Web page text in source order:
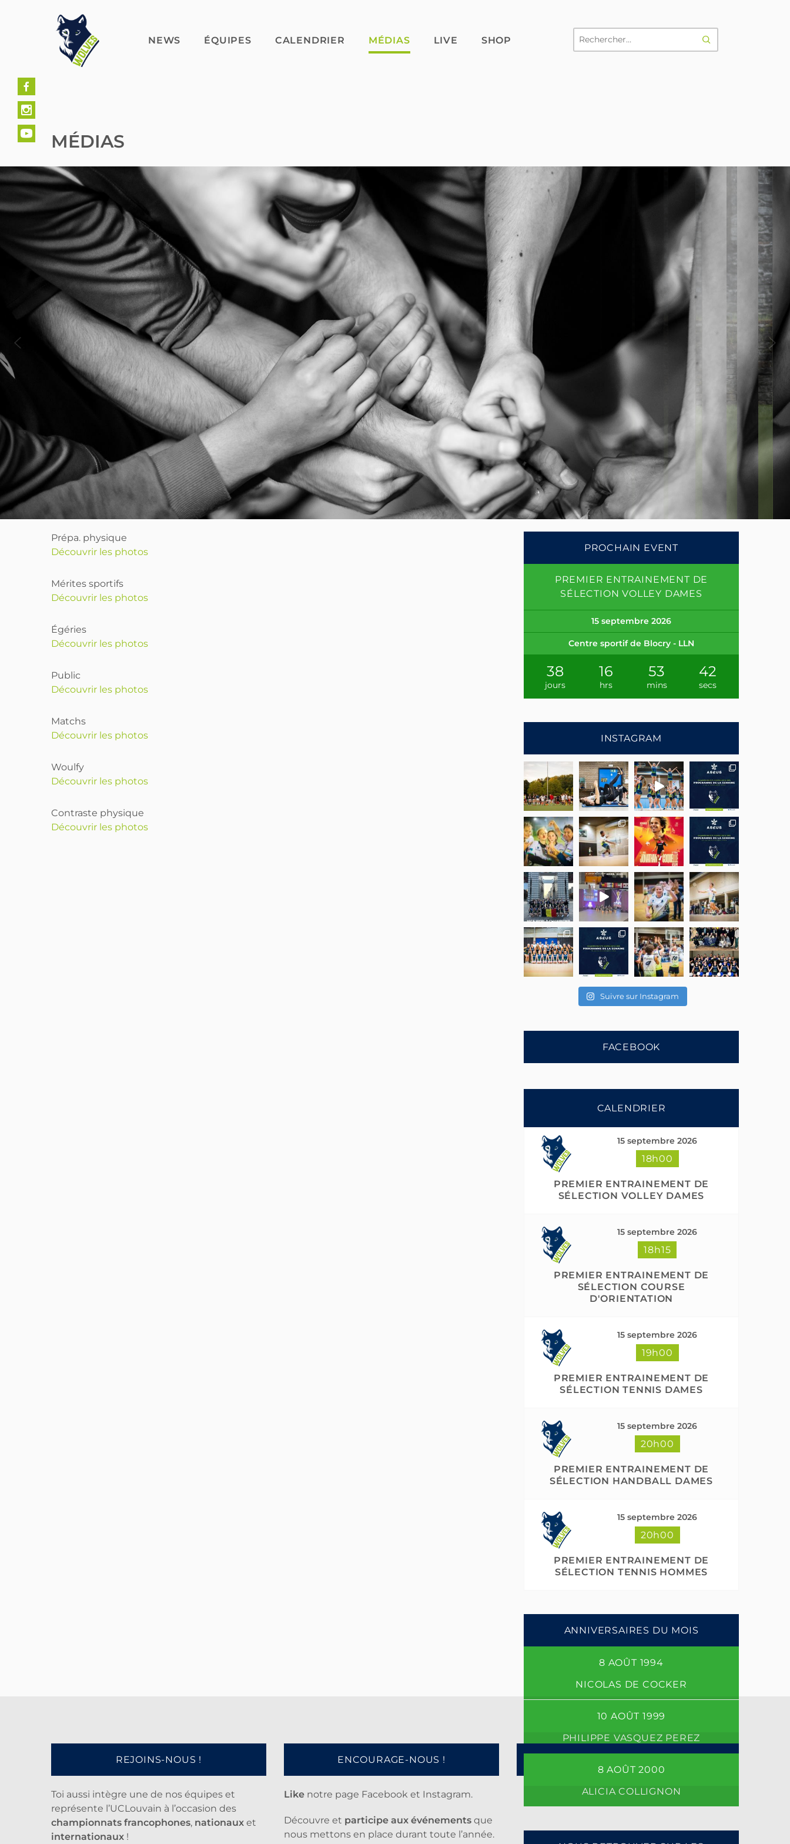
NEWS ÉQUIPES CALENDRIER MÉDIAS LIVE SHOP
MÉDIAS
Prépa. physique
Découvrir les photos
Mérites sportifs
Découvrir les photos
Égéries
Découvrir les photos
Public
Découvrir les photos
Matchs
Découvrir les photos
Woulfy
Découvrir les photos
Contraste physique
Découvrir les photos
PROCHAIN EVENT
PREMIER ENTRAINEMENT DE
SÉLECTION VOLLEY DAMES
15 septembre 2026
Centre sportif de Blocry - LLN
38
jours
16
hrs
53
mins
41
secs
INSTAGRAM
Suivre sur Instagram
FACEBOOK
CALENDRIER
15 septembre 2026
18h00
PREMIER ENTRAINEMENT DE
SÉLECTION VOLLEY DAMES
15 septembre 2026
18h15
PREMIER ENTRAINEMENT DE
SÉLECTION COURSE
D'ORIENTATION
15 septembre 2026
19h00
PREMIER ENTRAINEMENT DE
SÉLECTION TENNIS DAMES
15 septembre 2026
20h00
PREMIER ENTRAINEMENT DE
SÉLECTION HANDBALL DAMES
15 septembre 2026
20h00
PREMIER ENTRAINEMENT DE
SÉLECTION TENNIS HOMMES
ANNIVERSAIRES DU MOIS
8 AOÛT 1994
NICOLAS DE COCKER
10 AOÛT 1999
PHILIPPE VASQUEZ PEREZ
8 AOÛT 2000
ALICIA COLLIGNON
REJOINS-NOUS !
Toi aussi intègre une de nos équipes et
représente l’UCLouvain à l’occasion des
championnats francophones, nationaux et
internationaux !
ENCOURAGE-NOUS !
Like notre page Facebook et Instagram.
Découvre et participe aux événements que
nous mettons en place durant toute l’année.